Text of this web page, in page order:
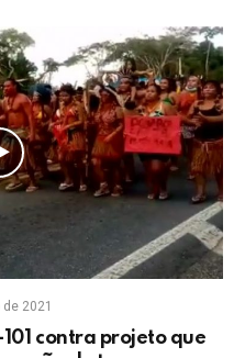
2021
contra projeto que